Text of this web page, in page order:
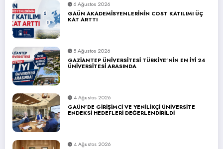
6 Ağustos 2026
GAÜN AKADEMİSYENLERİNİN COST KATILIMI ÜÇ
KAT ARTTI
5 Ağustos 2026
GAZİANTEP ÜNİVERSİTESİ TÜRKİYE’NİN EN İYİ 24
ÜNİVERSİTESİ ARASINDA
4 Ağustos 2026
GAÜN’DE GİRİŞİMCİ VE YENİLİKÇİ ÜNİVERSİTE
ENDEKSİ HEDEFLERİ DEĞERLENDİRİLDİ
4 Ağustos 2026